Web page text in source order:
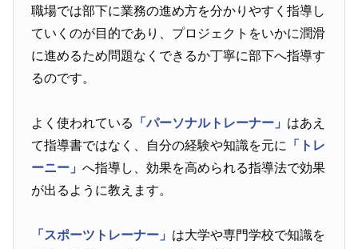
職場では部下に業務の進め方を分かりやすく指導し
ていくのが目的であり、プロジェクトをいかに潤滑
に進めるため問題なくできるか丁寧に部下へ指導す
るのです。
よく使われている 「パーソナルトレーナー」 はあえ
て指導書ではなく、自分の経験や知識を元に
「トレ
ーニー」へ指導し、効果を高められる指導法で効果
が出るように教えます。
「スポーツトレーナー」 は大学や専門学校で知識を